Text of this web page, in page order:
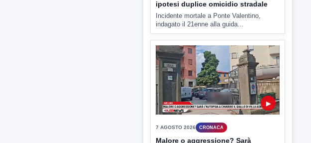
Ponte Valentino,21enne indagato:
ipotesi duplice omicidio stradale
Incidente mortale a Ponte Valentino,
indagato il 21enne alla guida...